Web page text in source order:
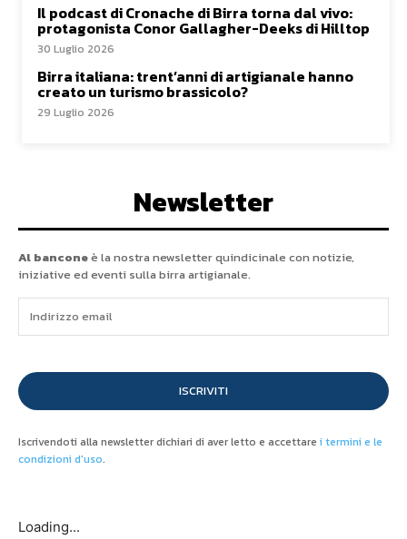
Il podcast di Cronache di Birra torna dal vivo:
protagonista Conor Gallagher-Deeks di Hilltop
30 Luglio 2026
Birra italiana: trent’anni di artigianale hanno
creato un turismo brassicolo?
29 Luglio 2026
Newsletter
Al banconeè la nostra newsletter quindicinale con notizie,
iniziative ed eventi sulla birra artigianale.
ISCRIVITI
Iscrivendoti alla newsletter dichiari di aver letto e accettare i termini e le
condizioni d'uso.
Loading...